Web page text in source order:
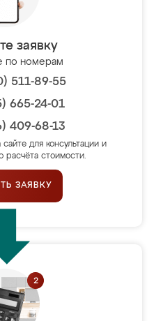
заявку
по номерам
511-89-55
665-24-01
409-68-13
сайте для консультации и
расчёта стоимости.
ЗАЯВКУ